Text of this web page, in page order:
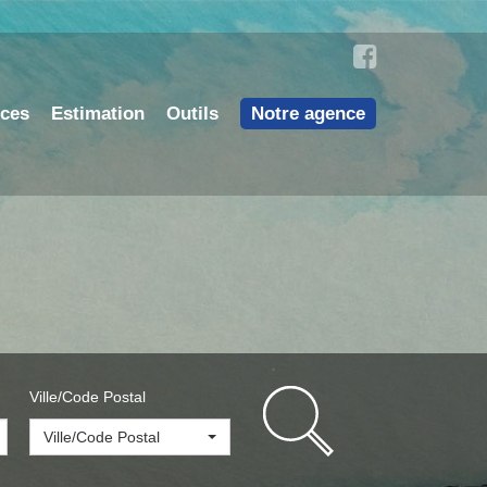
Estimation Outils Notre agence
Ville/Code Postal
Ville/Code Postal